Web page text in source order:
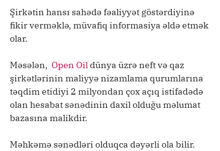
Şirkətin hansı sahədə fəaliyyət göstərdiyinə
fikir verməklə, müvafiq informasiya əldə etmək
olar.
Məsələn, Open Oil dünya üzrə neft və qaz
şirkətlərinin maliyyə nizamlama qurumlarına
təqdim etidiyi 2 milyondan çox açıq istifadədə
olan hesabat sənədinin daxil olduğu məlumat
bazasına malikdir.
Məhkəmə sənədləri olduqca dəyərli ola bilir.